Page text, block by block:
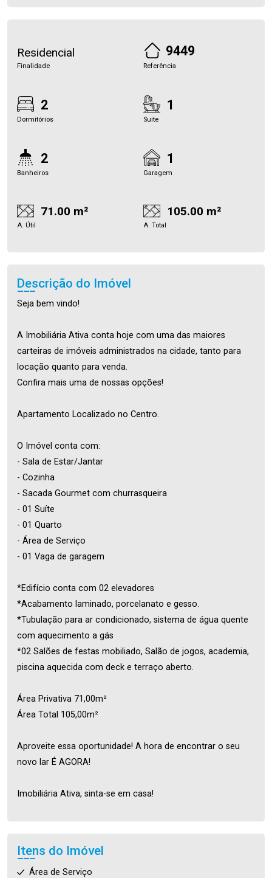
Residencial
Finalidade
9449
Referência
2
Dormitórios
1
Suite
2
Banheiros
1
Garagem
71.00 m²
A. Útil
105.00 m²
A. Total
Descrição do Imóvel
Seja bem vindo!
A Imobiliária Ativa conta hoje com uma das maiores
carteiras de imóveis administrados na cidade, tanto para
locação quanto para venda.
Confira mais uma de nossas opções!
Apartamento Localizado no Centro.
O Imóvel conta com:
- Sala de Estar/Jantar
- Cozinha
- Sacada Gourmet com churrasqueira
- 01 Suíte
- 01 Quarto
- Área de Serviço
- 01 Vaga de garagem
*Edifício conta com 02 elevadores
*Acabamento laminado, porcelanato e gesso.
*Tubulação para ar condicionado, sistema de água quente
com aquecimento a gás
*02 Salões de festas mobiliado, Salão de jogos, academia,
piscina aquecida com deck e terraço aberto.
Área Privativa 71,00m²
Área Total 105,00m²
Aproveite essa oportunidade! A hora de encontrar o seu
novo lar É AGORA!
Imobiliária Ativa, sinta-se em casa!
Itens do Imóvel
Área de Serviço